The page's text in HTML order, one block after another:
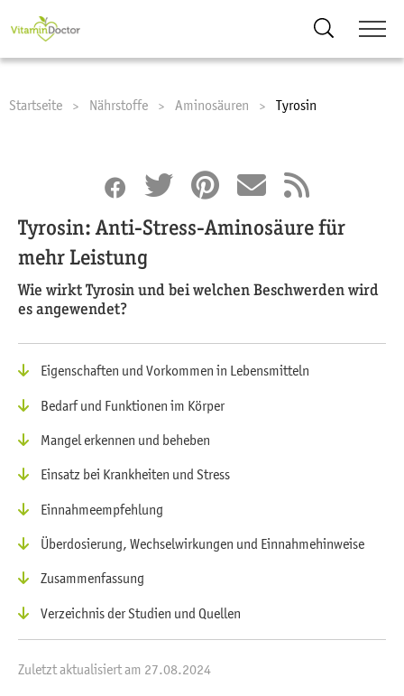
Startseite Nährstoffe Aminosäuren Current:
Tyrosin
Tyrosin: Anti-Stress-Aminosäure für
mehr Leistung
Wie wirkt Tyrosin und bei welchen Beschwerden wird
es angewendet?
Eigenschaften und Vorkommen in Lebensmitteln
Bedarf und Funktionen im Körper
Mangel erkennen und beheben
Einsatz bei Krankheiten und Stress
Einnahmeempfehlung
Überdosierung, Wechselwirkungen und Einnahmehinweise
Zusammenfassung
Verzeichnis der Studien und Quellen
Zuletzt aktualisiert am 27.08.2024